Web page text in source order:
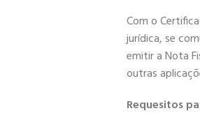
Com o
jurídica, se
emitir a Nota
outras
Requesitos